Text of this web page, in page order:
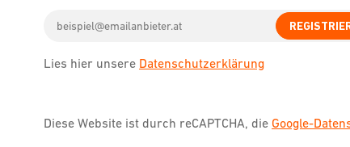
address
Lies hier unsere Datenschutzerklärung
Diese Website ist durch reCAPTCHA, die Google-